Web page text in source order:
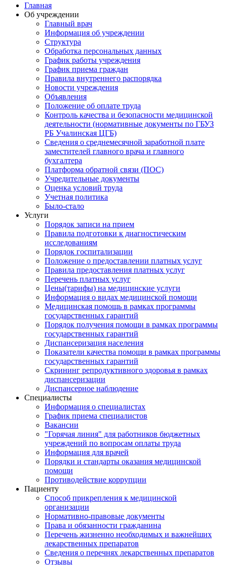
Главная
Об учреждении
Главный врач
Информация об учреждении
Структура
Обработка персональных данных
График работы учреждения
График приема граждан
Правила внутреннего распорядка
Новости учреждения
Объявления
Положение об оплате труда
Контроль качества и безопасности медицинской
деятельности (нормативные документы по ГБУЗ
РБ Учалинская ЦГБ)
Сведения о среднемесячной заработной плате
заместителей главного врача и главного
бухгалтера
Платформа обратной связи (ПОС)
Учредительные документы
Оценка условий труда
Учетная политика
Было-стало
Услуги
Порядок записи на прием
Правила подготовки к диагностическим
исследованиям
Порядок госпитализации
Положение о предоставлении платных услуг
Правила предоставления платных услуг
Перечень платных услуг
Цены(тарифы) на медицинские услуги
Информация о видах медицинской помощи
Медицинская помощь в рамках программы
государственных гарантий
Порядок получения помощи в рамках программы
государственных гарантий
Диспансеризация населения
Показатели качества помощи в рамках программы
государственных гарантий
Скрининг репродуктивного здоровья в рамках
диспансеризации
Диспансерное наблюдение
Специалисты
Информация о специалистах
График приема специалистов
Вакансии
"Горячая линия" для работников бюджетных
учреждений по вопросам оплаты труда
Информация для врачей
Порядки и стандарты оказания медицинской
помощи
Противодействие коррупции
Пациенту
Способ прикрепления к медицинской
организации
Нормативно-правовые документы
Права и обязанности гражданина
Перечень жизненно необходимых и важнейших
лекарственных препаратов
Сведения о перечнях лекарственных препаратов
Отзывы